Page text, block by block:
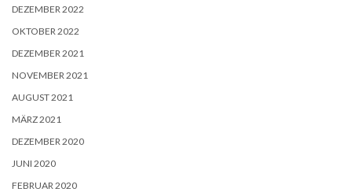
DEZEMBER 2022
OKTOBER 2022
DEZEMBER 2021
NOVEMBER 2021
AUGUST 2021
MÄRZ 2021
DEZEMBER 2020
JUNI 2020
FEBRUAR 2020